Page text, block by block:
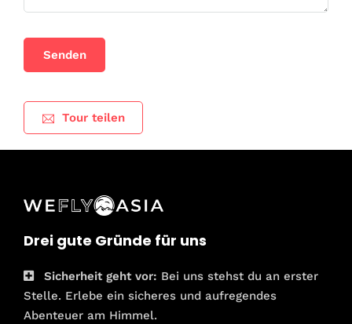
Tour teilen
Drei gute Gründe für uns
Sicherheit geht vor: Bei uns stehst du an erster
Stelle. Erlebe ein sicheres und aufregendes
Abenteuer am Himmel.